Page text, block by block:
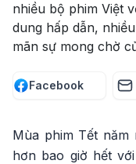
nhiều bộ phim Việt
dung hấp dẫn,
mãn sự mong chờ
Facebook
Mùa phim Tết
hơn bao giờ hết